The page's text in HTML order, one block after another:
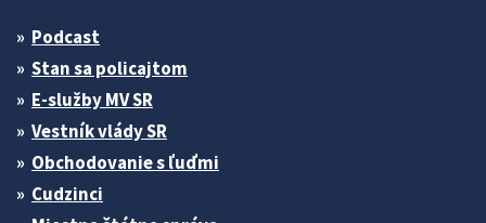
Podcast
Stan sa policajtom
E-služby MV SR
Vestník vlády SR
Obchodovanie s ľuďmi
Cudzinci